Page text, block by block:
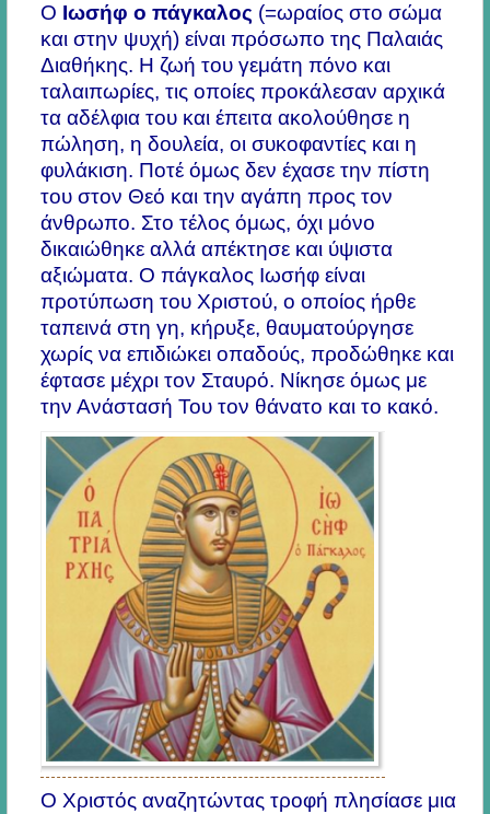
Ο Ιωσήφ ο πάγκαλος (=ωραίος στο σώμα
και στην ψυχή) είναι πρόσωπο της Παλαιάς
Διαθήκης. Η ζωή του γεμάτη πόνο και
ταλαιπωρίες, τις οποίες προκάλεσαν αρχικά
τα αδέλφια του και έπειτα ακολούθησε η
πώληση, η δουλεία, οι συκοφαντίες και η
φυλάκιση. Ποτέ όμως δεν έχασε την πίστη
του στον Θεό και την αγάπη προς τον
άνθρωπο. Στο τέλος όμως, όχι μόνο
δικαιώθηκε αλλά απέκτησε και ύψιστα
αξιώματα. Ο πάγκαλος Ιωσήφ είναι
προτύπωση του Χριστού, ο οποίος ήρθε
ταπεινά στη γη, κήρυξε, θαυματούργησε
χωρίς να επιδιώκει οπαδούς, προδώθηκε και
έφτασε μέχρι τον Σταυρό. Νίκησε όμως με
την Ανάστασή Του τον θάνατο και το κακό.
Ο Χριστός αναζητώντας τροφή πλησίασε μια